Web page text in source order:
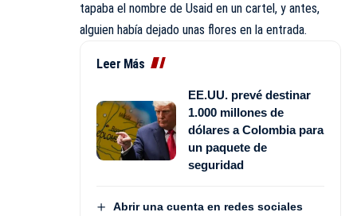
tapaba el nombre de Usaid en un cartel, y antes,
alguien había dejado unas flores en la entrada.
Leer Más
EE.UU. prevé destinar
1.000 millones de
dólares a Colombia para
un paquete de
seguridad
Abrir una cuenta en redes sociales